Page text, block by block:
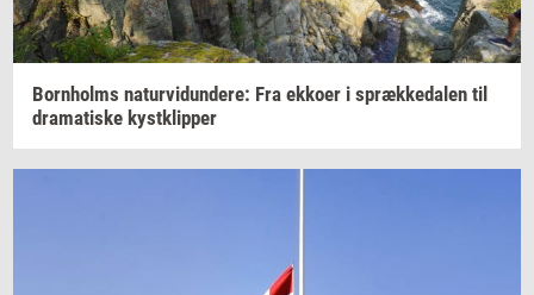
Born­holms na­tur­vi­dun­de­re: Fra ek­ko­er i spræk­ke­da­len til
dra­ma­ti­ske kyst­klip­per